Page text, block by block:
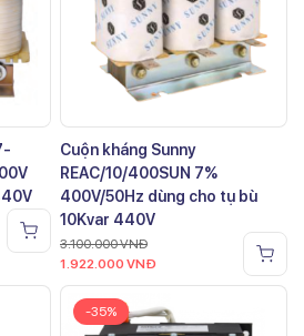
Cuộn kháng Sunny
REAC/10/400SUN 7%
400V/50Hz dùng cho tụ bù
10Kvar 440V
3.100.000VNĐ
1.922.000 VNĐ
-35%